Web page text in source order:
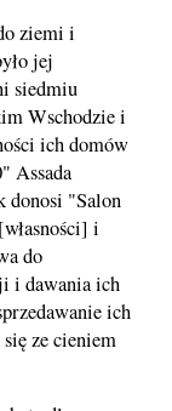
ziemi i
jej
siedmiu
Wschodzie i
ich domów
Assada
donosi "Salon
i
do
i dawania ich
ich
ze cieniem